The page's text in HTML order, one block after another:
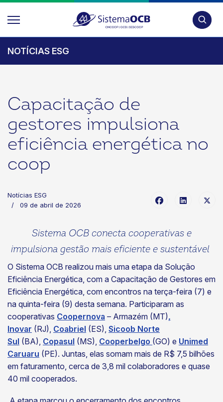
NOTÍCIAS ESG
Capacitação de
gestores impulsiona
eficiência energética no
coop
Notícias ESG
09 de abril de 2026
Sistema OCB conecta cooperativas e
impulsiona gestão mais eficiente e sustentável
O Sistema OCB realizou mais uma etapa da Solução
Eficiência Energética, com a Capacitação de Gestores em
Eficiência Energética, com encontros na terça-feira (7) e
na quinta-feira (9) desta semana. Participaram as
cooperativas Coopernova – Armazém (MT),
Inovar (RJ), Coabriel (ES), Sicoob Norte
Sul (BA), Copasul (MS), Cooperbelgo (GO) e Unimed
Caruaru (PE). Juntas, elas somam mais de R$ 7,5 bilhões
em faturamento, cerca de 3,8 mil colaboradores e quase
40 mil cooperados.